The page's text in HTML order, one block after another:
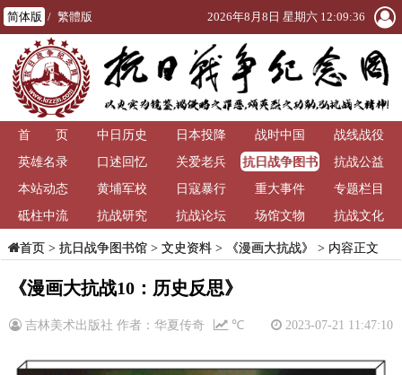
简体版 / 繁體版 2026年8月8日 星期六 12:09:36
首 页 中日历史 日本投降 战时中国
战线战役
英雄名录
口述回忆 关爱老兵
抗日战争图书
馆
抗战公益
本站动态
黄埔军校 日寇暴行 重大事件
专题栏目
砥柱中流
抗战研究 抗战论坛 场馆文物 抗战文化
首页> 抗日战争图书馆> 文史资料> 《漫画大抗战》 > 内容正文
《漫画大抗战10：历史反思》
吉林美术出版社 作者：华夏传奇 2023-07-21 11:47:10
℃